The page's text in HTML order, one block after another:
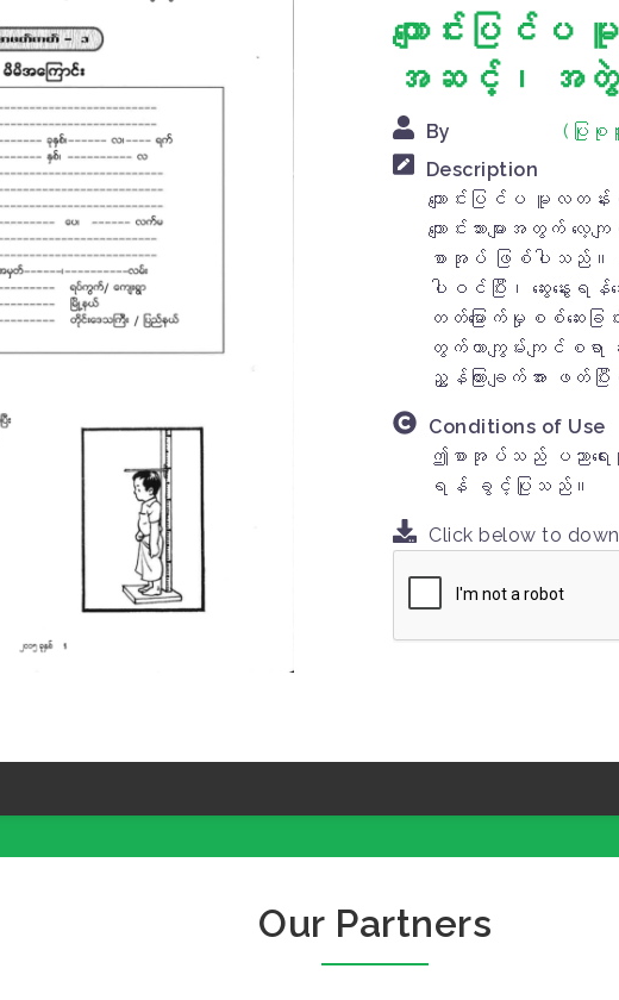
ကျောင်းပြင်
အဆင့်၊ အတွဲ
By
(ပြုစု
Description
ကျောင်းပြင်ပ မူလ
ကျောင်းသားများအတွ
စာအုပ် ဖြစ်ပါသည်
ပါဝင်ပြီး၊ ဆွေးနွေးရ
တတ်မြောက်မှုစစ်ဆေးခ
တွက်တာကျွမ်းကျင်စရ
ညွှန်ကြားချက်အား ဖတ်
Conditions of Use
ဤစာအုပ်သည် ပညာရေ
ရန် ခွင့်ပြုသည်။
Click below to
Our Partners